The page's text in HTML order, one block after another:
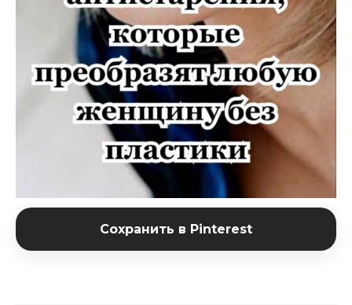
Сохранить в Pinterest